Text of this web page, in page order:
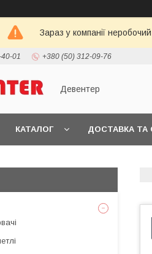
Зараз у компанії
01 +380 (50) 312-09-76
Девентер
КАТАЛОГ ДОСТАВКА ТА